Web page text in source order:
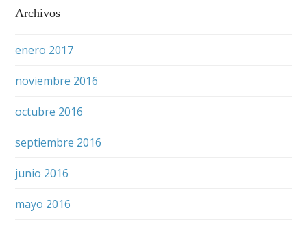
Archivos
enero 2017
noviembre 2016
octubre 2016
septiembre 2016
junio 2016
mayo 2016